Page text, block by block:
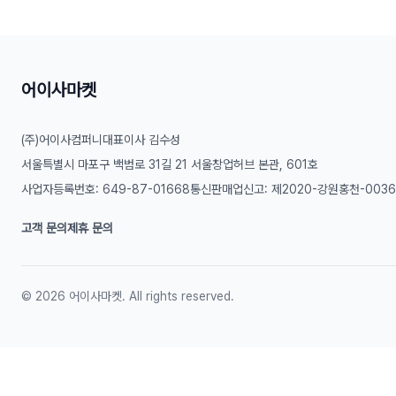
어이사마켓
(주)어이사컴퍼니 대표이사 김수성
서울특별시 마포구 백범로 31길 21 서울창업허브 본관, 601호
사업자등록번호: 649-87-01668통신판매업신고: 제2020-강원홍천-
고객 문의제휴 문의
© 2026 어이사마켓. All rights reserved.